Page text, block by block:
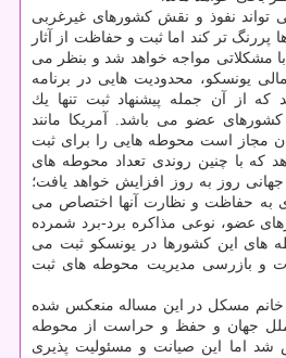
تواند نفوذ و نقش كشورهای غیرغربی
پررنگ تر كند اما ثبت و حفاظت از آثار
مشكلاتی مواجه خواهد شد و بنظر می
یونسكو، محدودیت هایی در برنامه
كه از آن جمله پیشنهاد ثبت تنها یك
عضو می باشد. آمریكا مانند
مجاز است محوطه هایی را برای ثبت
كه با چنین روندی تعداد محوطه های
روز به روز افزایش خواهد یافت؛
به حفاظت و نظارت آنها اختصاص می
عضو، نوعی مذاكره برد-برد شمرده
های این كشورها در یونسكو ثبت می
و بازرسی مدیریت محوطه های ثبت
خانم مسكل در این مساله منعكس شده
ملل جهان و حفظ و حراست از محوطه
شد اما این صیانت و مسئولیت پذیری